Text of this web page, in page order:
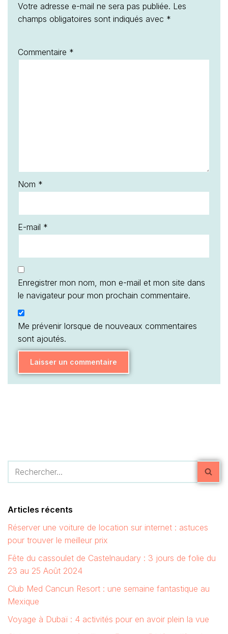
Votre adresse e-mail ne sera pas publiée. Les
champs obligatoires sont indiqués avec *
Commentaire *
Nom *
E-mail *
Enregistrer mon nom, mon e-mail et mon site dans
le navigateur pour mon prochain commentaire.
Me prévenir lorsque de nouveaux commentaires
sont ajoutés.
Articles récents
Réserver une voiture de location sur internet : astuces
pour trouver le meilleur prix
Fête du cassoulet de Castelnaudary : 3 jours de folie du
23 au 25 Août 2024
Club Med Cancun Resort : une semaine fantastique au
Mexique
Voyage à Dubaï : 4 activités pour en avoir plein la vue